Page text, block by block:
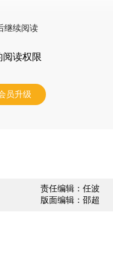
继续阅读
阅读权限
员升级
责任编辑：任波
版面编辑：邵超